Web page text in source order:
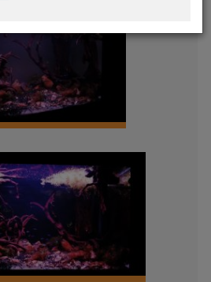
Efendileri 2
Slot
discus tankı
Karma